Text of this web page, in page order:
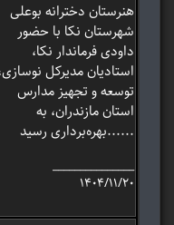
هنرستان دخترانه بوعلی
شهرستان نکا با حضور
داودی فرماندار نکا،
استادیان مدیرکل
توسعه و تجهیز مدارس
استان مازندران، به
بهره‌برداری رسید......
_______________
۱۴۰۴/۱۱/۲۰